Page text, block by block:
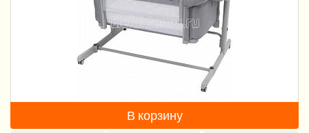
Мебель и аксессуары
Постельные принадлежности
В корзину